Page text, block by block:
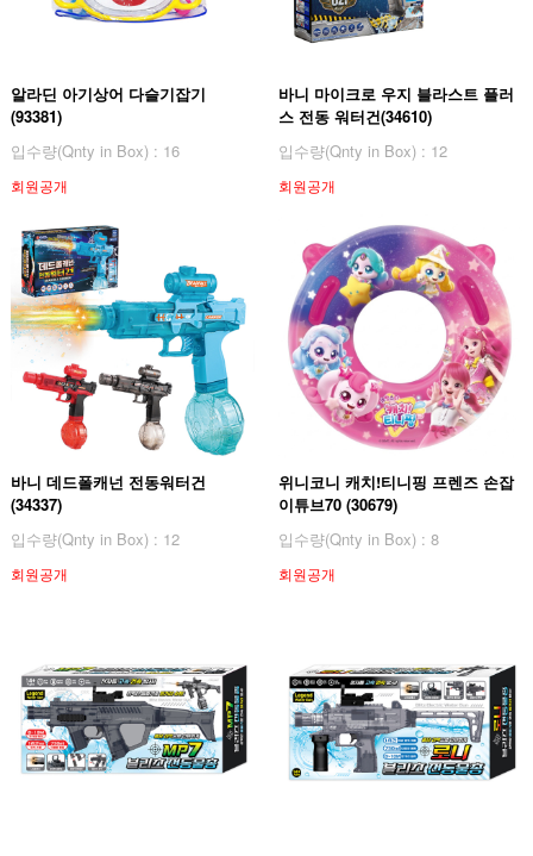
알라딘 아기상어 다슬기잡기
(93381)
입수량(Qnty in Box) : 16
회원공개
바니 마이크로 우지 블라스트 플러
스 전동 워터건(34610)
입수량(Qnty in Box) : 12
회원공개
바니 데드폴캐넌 전동워터건
(34337)
입수량(Qnty in Box) : 12
회원공개
위니코니 캐치!티니핑 프렌즈 손잡
이튜브70 (30679)
입수량(Qnty in Box) : 8
회원공개